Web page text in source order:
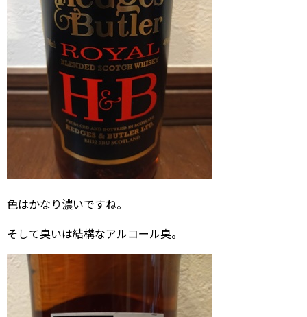
色はかなり濃いですね。
そして臭いは結構なアルコール臭。